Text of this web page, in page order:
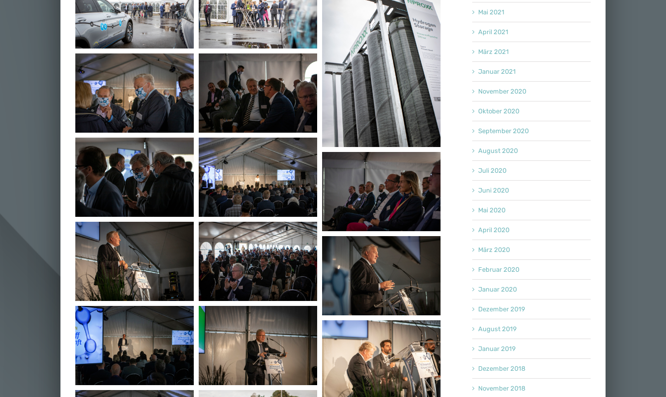
Mai 2021
April 2021
März 2021
Januar 2021
November 2020
Oktober 2020
September 2020
August 2020
Juli 2020
Juni 2020
Mai 2020
April 2020
März 2020
Februar 2020
Januar 2020
Dezember 2019
August 2019
Januar 2019
Dezember 2018
November 2018